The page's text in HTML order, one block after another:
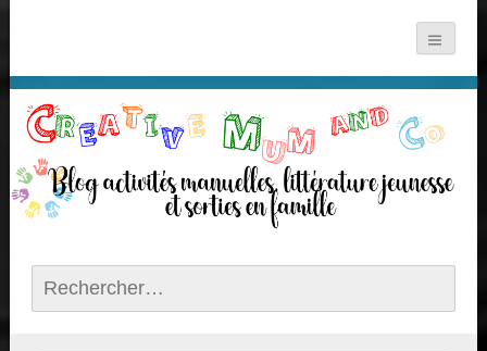
Rechercher :